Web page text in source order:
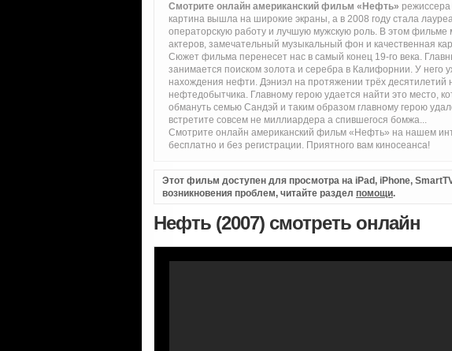
Смотрите онлайн американский фильм «Нефть»
картина вышла на широкие экраны, а в 2008 году стала
операторскую работу и лучшую мужскую роль. В этом фильме
актеров, замечательный музыкальный фон и качественная
Сюжет фильма перенесет нас в самый конец 19-го века.
занимается поиском золота и серебра в Калифорнии. У него
нахождения нефти. Дэниэл на протяжении трёх
нефтедобытчика. Главному герою удается найти это место,
обмануть семью Сандэй и таким образом главному герою
встретите совсем не миллиардера а спившегося бомжа...
Смотрите онлайн американский фильм «Нефть» на нашем
бесплатно и без регистрации. Приятного вам киносеанса!
Этот фильм доступен для просмотра на iPad, iPhone,
возникновения проблем, читайте раздел помощи.
Нефть (2007) смотреть онлайн